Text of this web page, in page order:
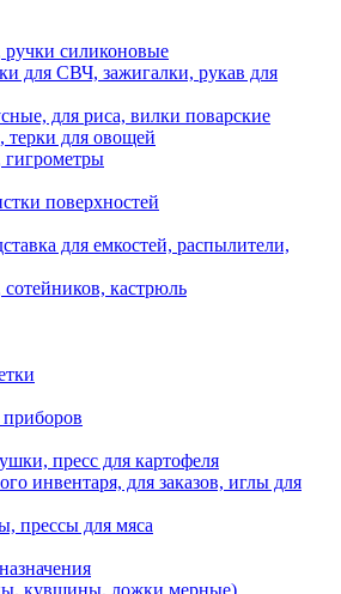
силиконовые
для СВЧ, зажигалки, рукав для
для риса, вилки поварские
для овощей
поверхностей
для емкостей, распылители,
кастрюль
пресс для картофеля
инвентаря, для заказов, иглы для
прессы для мяса
кувшины, ложки мерные)